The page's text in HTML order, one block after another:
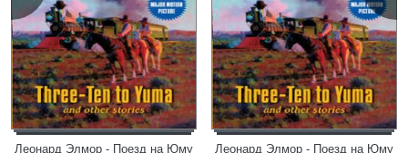
Леонард Элмор - Поезд на Юму Леонард Элмор - Поезд на Юму